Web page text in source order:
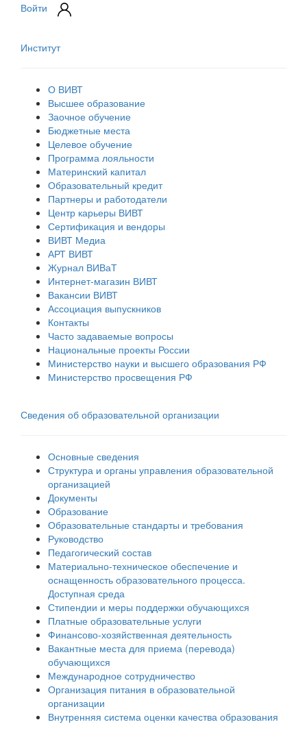
Войти
Институт
О ВИВТ
Высшее образование
Заочное обучение
Бюджетные места
Целевое обучение
Программа лояльности
Материнский капитал
Образовательный кредит
Партнеры и работодатели
Центр карьеры ВИВТ
Сертификация и вендоры
ВИВТ Медиа
АРТ ВИВТ
Журнал ВИВаТ
Интернет-магазин ВИВТ
Вакансии ВИВТ
Ассоциация выпускников
Контакты
Часто задаваемые вопросы
Национальные проекты России
Министерство науки и высшего образования РФ
Министерство просвещения РФ
Сведения об образовательной организации
Основные сведения
Структура и органы управления образовательной
организацией
Документы
Образование
Образовательные стандарты и требования
Руководство
Педагогический состав
Материально-техническое обеспечение и
оснащенность образовательного процесса.
Доступная среда
Стипендии и меры поддержки обучающихся
Платные образовательные услуги
Финансово-хозяйственная деятельность
Вакантные места для приема (перевода)
обучающихся
Международное сотрудничество
Организация питания в образовательной
организации
Внутренняя система оценки качества образования